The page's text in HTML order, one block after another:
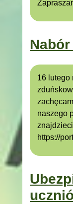
16 lutego
naszego
https://